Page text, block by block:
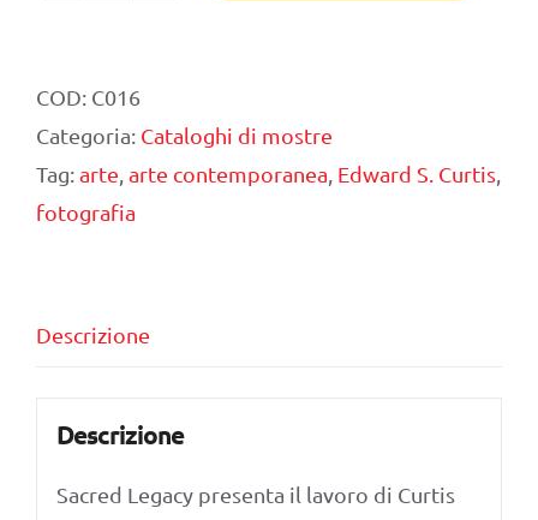
S.
Curtis
and
the
Indian
COD: C016
Categoria: Cataloghi di mostre
Tag:arte arte contemporanea Edward S. Curtis
fotografia
Descrizione
Descrizione
Sacred Legacy presenta il lavoro di Curtis